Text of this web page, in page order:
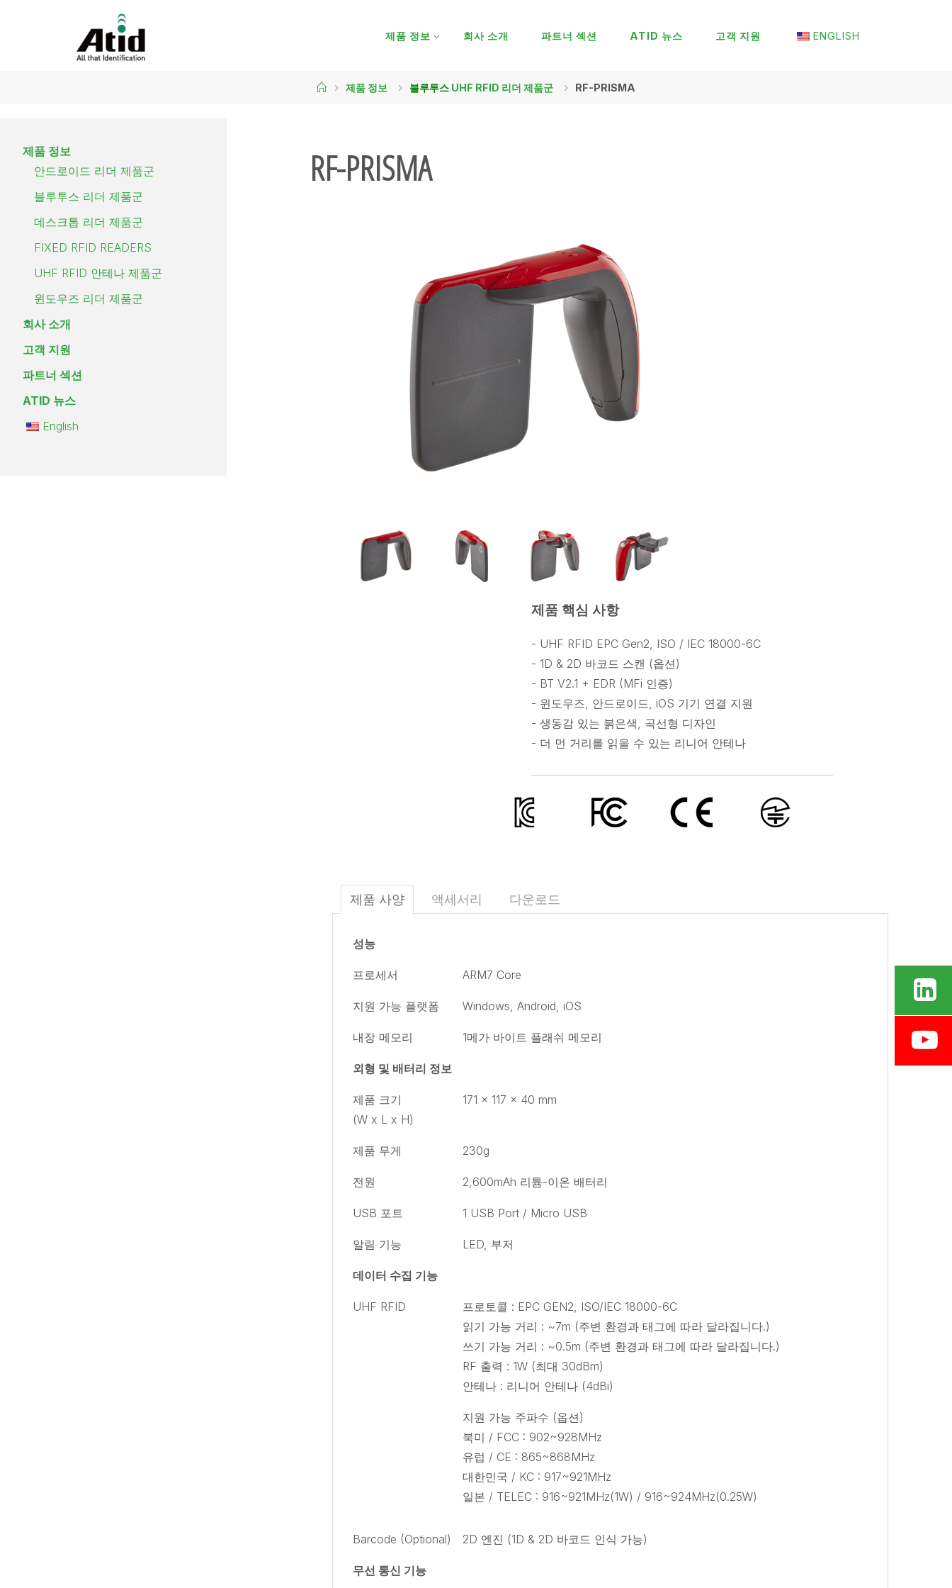
제품 정보 회사 소개 파트너 섹션 ATID 뉴스 고객 지원 ENGLISH
제품 정보 블루투스 UHF RFID 리더 제품군 RF-PRISMA
RF-PRISMA
제품 핵심 사항
- UHF RFID EPC Gen2, ISO / IEC 18000-6C
- 1D & 2D 바코드 스캔 (옵션)
- BT V2.1 + EDR (MFi 인증)
- 윈도우즈, 안드로이드, iOS 기기 연결 지원
- 생동감 있는 붉은색, 곡선형 디자인
- 더 먼 거리를 읽을 수 있는 리니어 안테나
제품 사양 액세서리 다운로드
성능
프로세서 ARM7 Core
지원 가능 플랫폼 Windows, Android, iOS
내장 메모리 1메가 바이트 플래쉬 메모리
외형 및 배터리 정보
제품 크기
(W x L x H)
171 x 117 x 40 mm
제품 무게 230g
전원 2,600mAh 리튬-이온 배터리
USB 포트 1 USB Port / Micro USB
알림 기능 LED, 부저
데이터 수집 기능
UHF RFID
프로토콜 : EPC GEN2, ISO/IEC 18000-6C
읽기 가능 거리 : ~7m (주변 환경과 태그에 따라 달라집니다.)
쓰기 가능 거리 : ~0.5m (주변 환경과 태그에 따라 달라집니다.)
RF 출력 : 1W (최대 30dBm)
안테나 : 리니어 안테나 (4dBi)
지원 가능 주파수 (옵션)
북미 / FCC : 902~928MHz
유럽 / CE : 865~868MHz
대한민국 / KC : 917~921MHz
일본 / TELEC : 916~921MHz(1W) / 916~924MHz(0.25W)
Barcode (Optional) 2D 엔진 (1D & 2D 바코드 인식 가능)
무선 통신 기능
제품 정보
안드로이드 리더 제품군
블루투스 리더 제품군
데스크톱 리더 제품군
FIXED RFID READERS
UHF RFID 안테나 제품군
윈도우즈 리더 제품군
회사 소개
고객 지원
파트너 섹션
ATID 뉴스
English